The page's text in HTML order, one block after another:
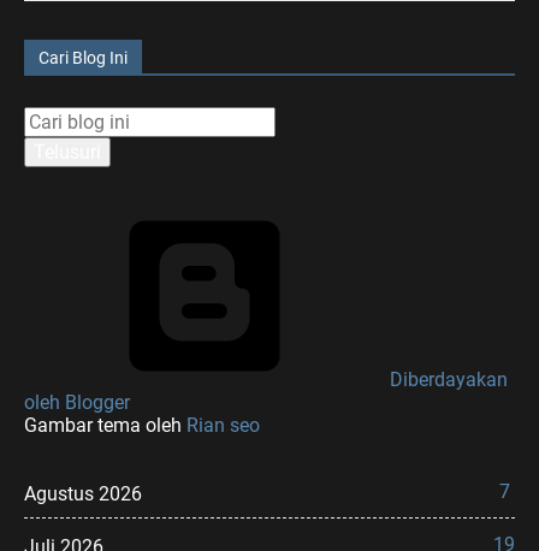
Cari Blog Ini
Diberdayakan
oleh Blogger
Gambar tema oleh Rian seo
Agustus 2026 7
19